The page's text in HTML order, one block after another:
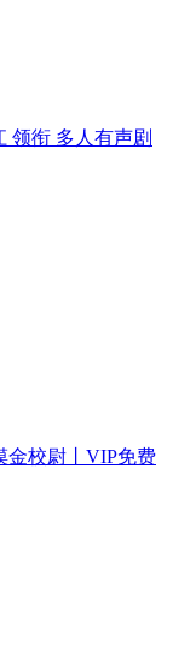
领衔 多人有声剧
金校尉丨VIP免费